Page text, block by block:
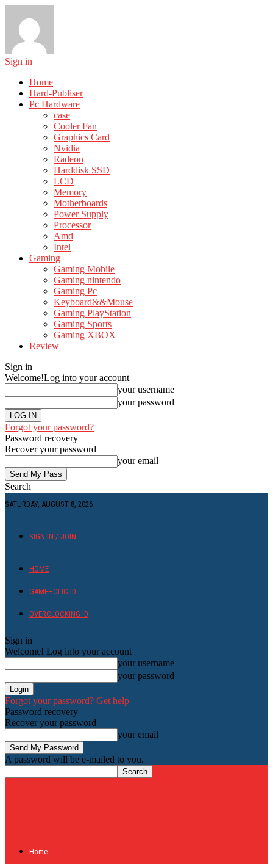
Sign in
Home
Hard-Publiser
Pc Hardware
case
Cooler Fan
Graphics Card
Nvidia
Radeon
Harddisk SSD
LCD
Memory
Motherboards
Power Supply
Processor
Amd
Intel
Gaming
Gaming Mobile
Gaming nintendo
Gaming Pc
Keyboard&&Mouse
Gaming PlayStation
Gaming Sports
Gaming XBOX
Review
Sign in
Welcome!Log into your account
your username
your password
Forgot your password?
Password recovery
Recover your password
your email
Search
SATURDAY, AUGUST 8, 2026
SIGN IN / JOIN
HOME
GAMEHOLIC.ID
OVERCLOCKING ID
Sign in
Welcome! Log into your account
your username
your password
Forgot your password? Get help
Password recovery
Recover your password
your email
A password will be e-mailed to you.
Home